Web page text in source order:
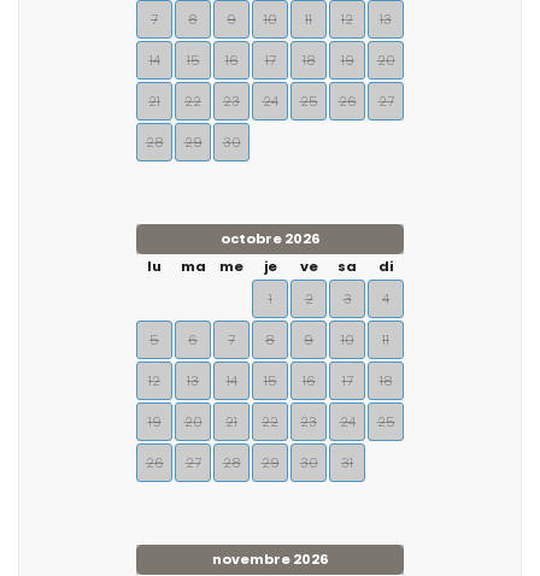
7 8 9 10 11 12 13
14 15 16 17 18 19 20
21 22 23 24 25 26 27
28 29 30
octobre 2026
lu
ma me je ve sa
di
1
2 3 4
5 6 7 8 9 10 11
12 13 14 15 16 17 18
19 20 21 22 23 24 25
26 27 28 29 30 31
novembre 2026